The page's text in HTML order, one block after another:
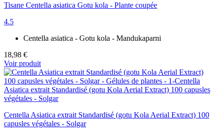
Tisane Centella asiatica Gotu kola - Plante coupée
4.5
Centella asiatica - Gotu kola - Mandukaparni
18,98 €
Voir produit
Centella Asiatica extrait Standardisé (gotu Kola Aerial Extract) 100
capusles végétales - Solgar